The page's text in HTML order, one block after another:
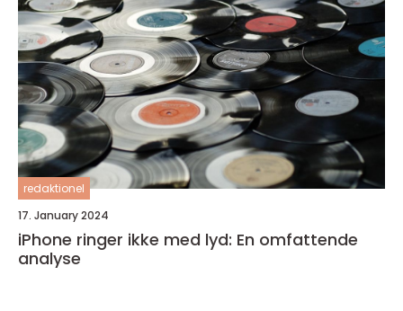
redaktionel
17. January 2024
iPhone ringer ikke med lyd: En omfattende
analyse